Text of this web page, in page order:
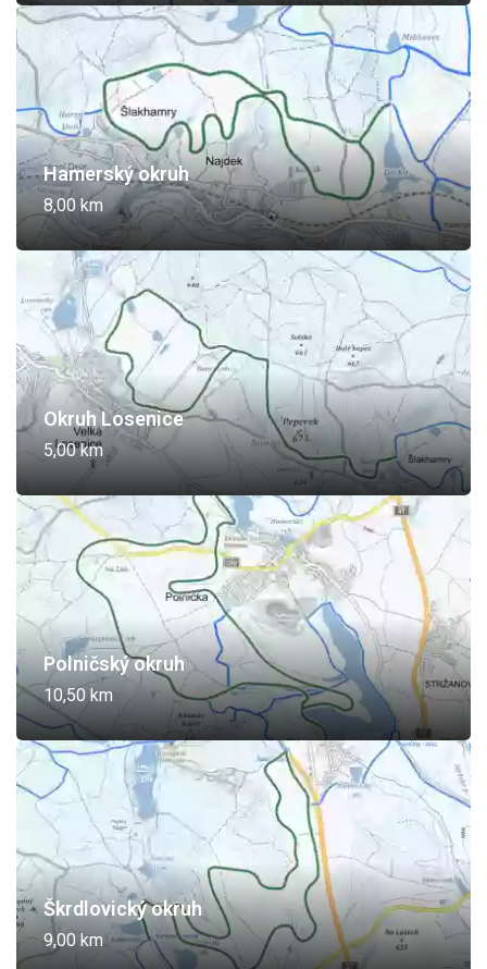
Hamerský okruh
8,00 km
Okruh Losenice
5,00 km
Polničský okruh
10,50 km
Škrdlovický okruh
9,00 km